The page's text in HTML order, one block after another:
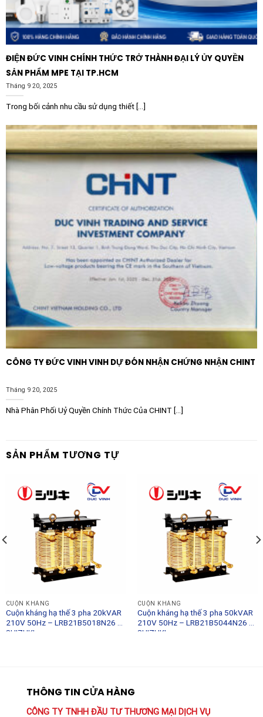
ĐIỆN ĐỨC VINH CHÍNH THỨC TRỞ THÀNH ĐẠI LÝ ỦY QUYỀN
SẢN PHẨM MPE TẠI TP.HCM
Tháng 9 20, 2025
Trong bối cảnh nhu cầu sử dụng thiết [...]
CÔNG TY ĐỨC VINH VINH DỰ ĐÓN NHẬN CHỨNG NHẬN CHINT
Tháng 9 20, 2025
Nhà Phân Phối Uỷ Quyền Chính Thức Của CHINT [...]
SẢN PHẨM TƯƠNG TỰ
CUỘN KHÁNG
Cuộn kháng hạ thế 3 pha 20kVAR
210V 50Hz – LRB21B5018N26 –
SHIZUKI
CUỘN KHÁNG
Cuộn kháng hạ thế 3 pha 50kVAR
210V 50Hz – LRB21B5044N26 –
SHIZUKI
THÔNG TIN CỬA HÀNG
CÔNG TY TNHH ĐẦU TƯ THƯƠNG MẠI DỊCH VỤ